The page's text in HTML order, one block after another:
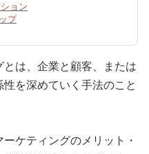
ョン
プ
は、企業と顧客、または
を深めていく手法のこと
ケティングのメリット・